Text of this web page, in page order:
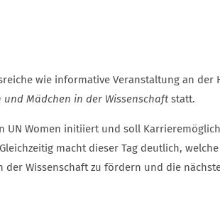
wie informative Veranstaltung an der
Mädchen in der Wissenschaft statt.
UN Women initiiert und soll
macht dieser Tag deutlich, welche
Wissenschaft zu fördern und die